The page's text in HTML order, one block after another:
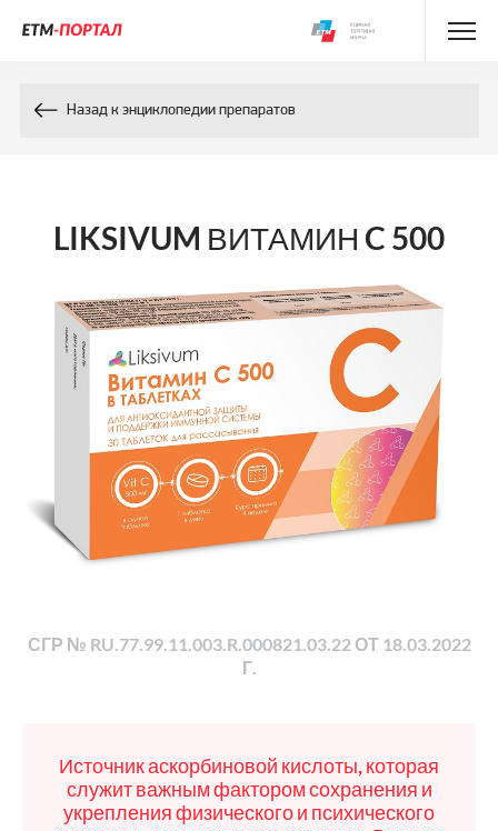
Назад к энциклопедии препаратов
LIKSIVUM ВИТАМИН C 500
СГР № RU.77.99.11.003.R.000821.03.22 ОТ 18.03.2022
Г.
Источник аскорбиновой кислоты, которая
служит важным фактором сохранения и
укрепления физического и психического